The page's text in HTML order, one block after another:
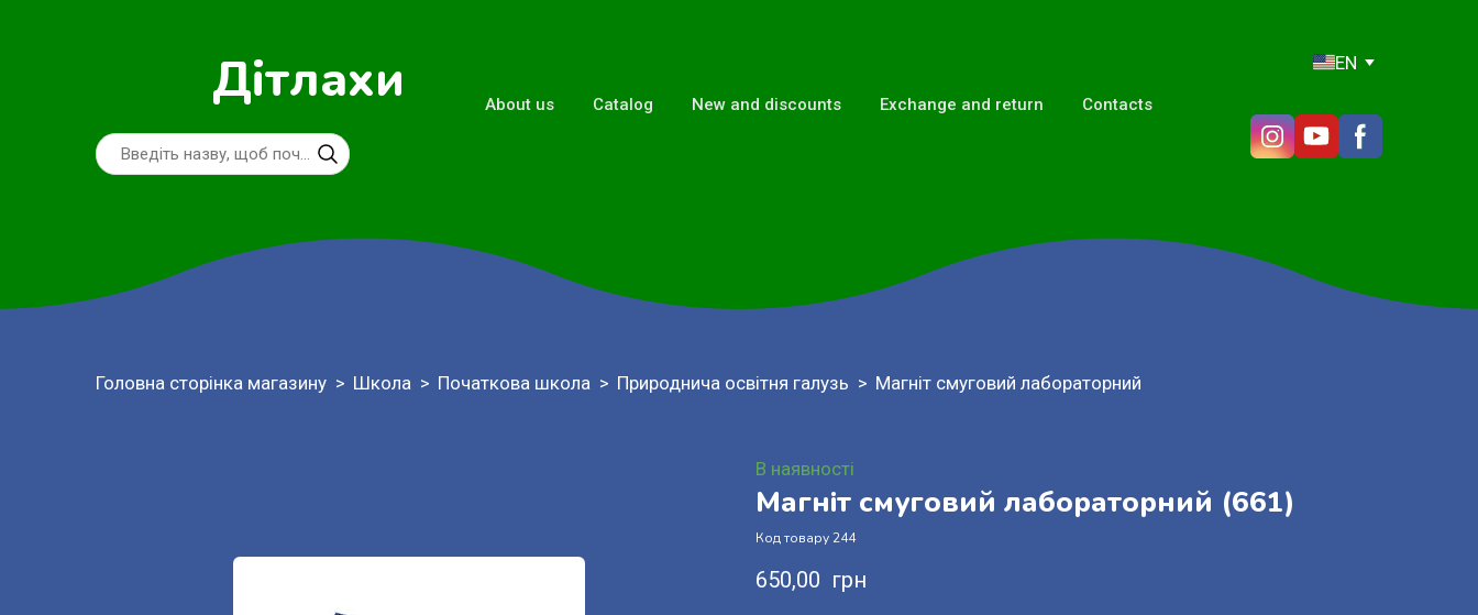
Дітлахи About us Catalog New and discounts Exchange and return Contacts
EN
Головна сторінка магазину Школа Початкова школа Природнича освітня галузь Магніт смуговий лабораторний
В наявності
Магніт смуговий лабораторний (661)
Код товару 244
650,00  грн